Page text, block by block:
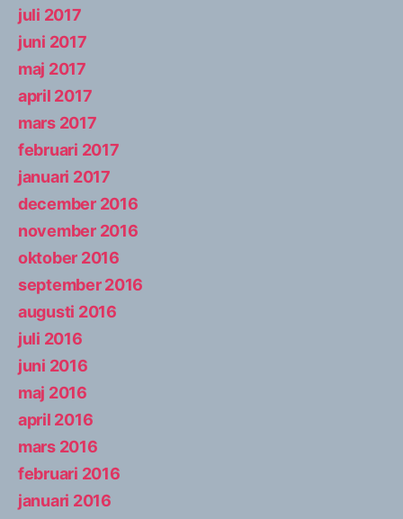
juli 2017
juni 2017
maj 2017
april 2017
mars 2017
februari 2017
januari 2017
december 2016
november 2016
oktober 2016
september 2016
augusti 2016
juli 2016
juni 2016
maj 2016
april 2016
mars 2016
februari 2016
januari 2016